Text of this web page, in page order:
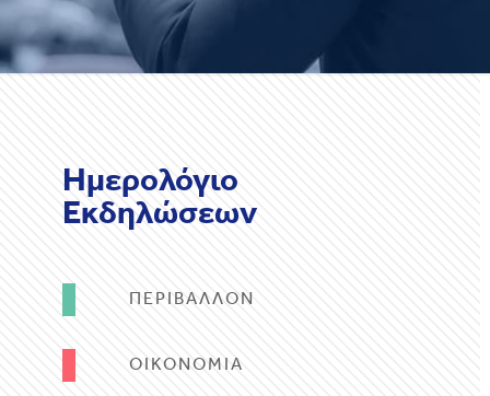
Ημερολόγιο
Εκδηλώσεων
ΠΕΡΙΒΑΛΛΟΝ
ΟΙΚΟΝΟΜΙΑ